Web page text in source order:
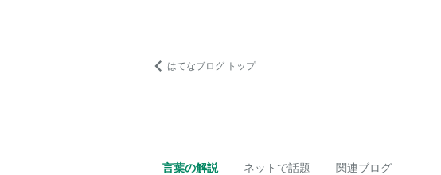
はてなブログ トップ
言葉の解説 ネットで話題 関連ブログ